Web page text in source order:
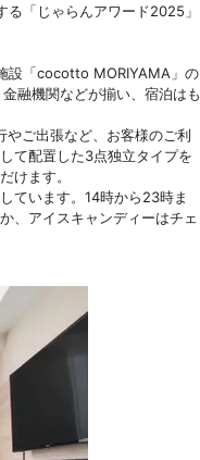
「じゃらんアワード2025」
設「cocotto MORIYAMA」の
融機関などが揃い、宿泊はも
ご出張など、お客様のご利
て配置した3点独立タイプを
けます。
ています。14時から23時ま
、アイスキャンディーはチェ